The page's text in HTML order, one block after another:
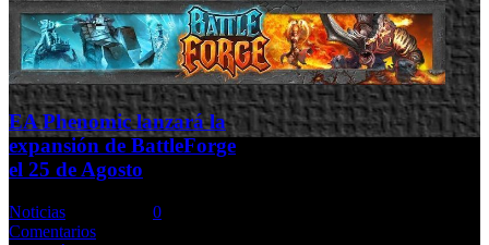
EA Phenomic lanzará la
expansión de BattleForge
el 25 de Agosto
Noticias
0
Comentarios